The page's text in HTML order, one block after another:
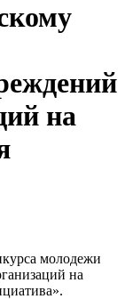
на
молодежи
на